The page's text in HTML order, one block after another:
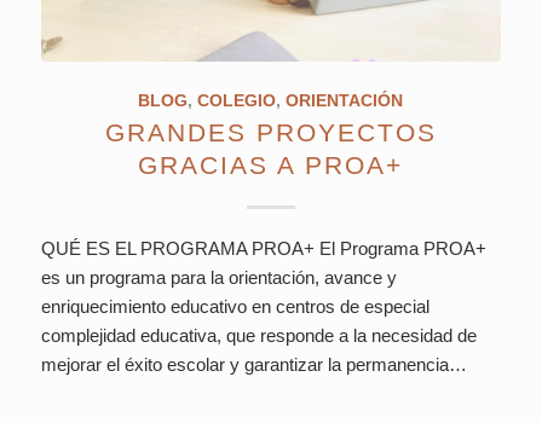
BLOG,COLEGIO,ORIENTACIÓN
GRANDES PROYECTOS
GRACIAS A PROA+
QUÉ ES EL PROGRAMA PROA+ El Programa PROA+
es un programa para la orientación, avance y
enriquecimiento educativo en centros de especial
complejidad educativa, que responde a la necesidad de
mejorar el éxito escolar y garantizar la permanencia…